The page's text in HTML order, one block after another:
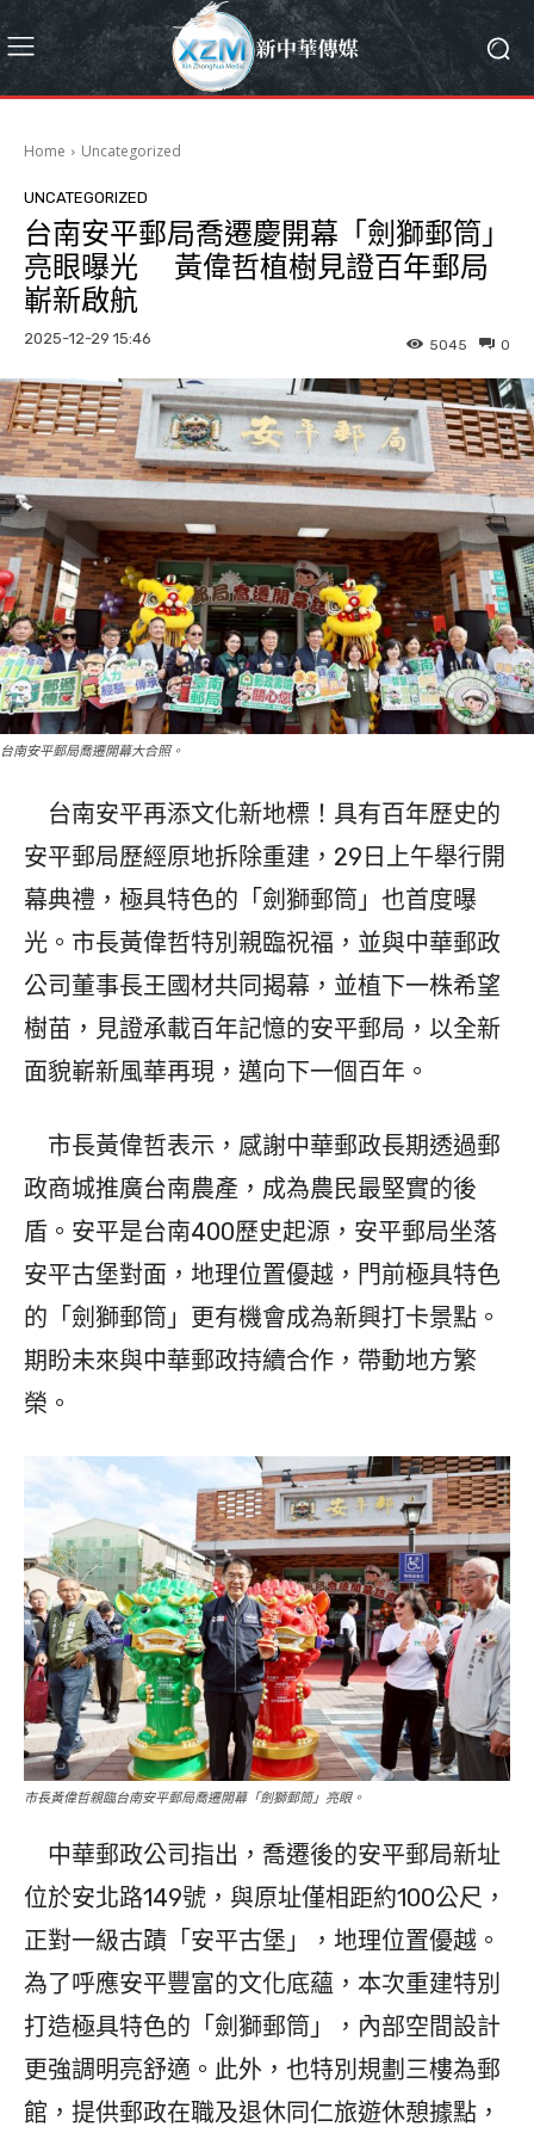
Home Uncategorized
UNCATEGORIZED
台南安平郵局喬遷慶開幕「劍獅郵筒」
亮眼曝光 黃偉哲植樹見證百年郵局
嶄新啟航
2025-12-29 15:46 0
5045
台南安平郵局喬遷開幕大合照。
台南安平再添文化新地標！具有百年歷史的
安平郵局歷經原地拆除重建，29日上午舉行開
幕典禮，極具特色的「劍獅郵筒」也首度曝
光。市長黃偉哲特別親臨祝福，並與中華郵政
公司董事長王國材共同揭幕，並植下一株希望
樹苗，見證承載百年記憶的安平郵局，以全新
面貌嶄新風華再現，邁向下一個百年。
市長黃偉哲表示，感謝中華郵政長期透過郵
政商城推廣台南農產，成為農民最堅實的後
盾。安平是台南400歷史起源，安平郵局坐落
安平古堡對面，地理位置優越，門前極具特色
的「劍獅郵筒」更有機會成為新興打卡景點。
期盼未來與中華郵政持續合作，帶動地方繁
榮。
市長黃偉哲親臨台南安平郵局喬遷開幕「劍獅郵筒」亮眼。
中華郵政公司指出，喬遷後的安平郵局新址
位於安北路149號，與原址僅相距約100公尺，
正對一級古蹟「安平古堡」，地理位置優越。
為了呼應安平豐富的文化底蘊，本次重建特別
打造極具特色的「劍獅郵筒」，內部空間設計
更強調明亮舒適。此外，也特別規劃三樓為郵
館，提供郵政在職及退休同仁旅遊休憩據點，